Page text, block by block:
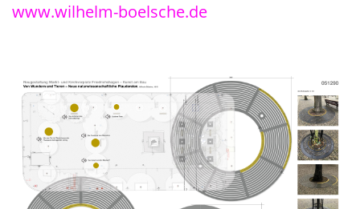
www.wilhelm-boelsche.de